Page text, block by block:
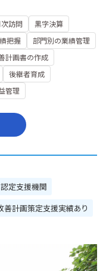
訪問
黒字決算
把握
部門別の業績管理
計画書の作成
後継者育成
管理
認定支援機関
善計画策定支援実績あり